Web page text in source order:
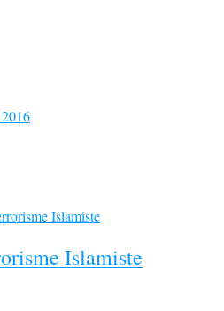
Islamiste